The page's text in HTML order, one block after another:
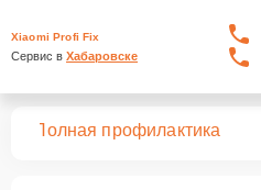
Xiaomi Profi Fix
Сервис в Хабаровске
Полная профилактика